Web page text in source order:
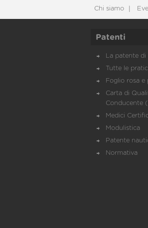
Chi siamo
Patenti
La patente di
Tutte le
Foglio rosa e
Carta di
Conducente
Medici
Modulistica
Patente
Normativa